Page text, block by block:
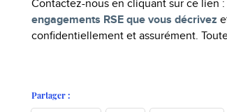
Contactez-nous en cliquant sur ce lien :
engagements RSE que vous décrivez
confidentiellement et assurément.
Partager :